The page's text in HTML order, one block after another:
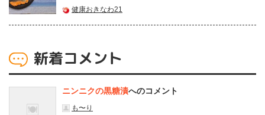
健康おきなわ21
新着コメント
ニンニクの黒糖漬へのコメント
も〜り